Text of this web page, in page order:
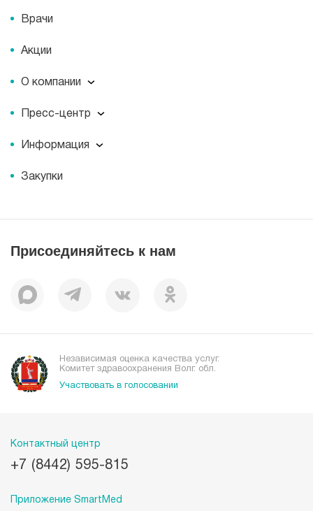
Врачи
Акции
О компании
О компании
Миссия
История
Документы
Пациентам
Пресс-центр
Пресс-центр
Новости
Журнал для пациентов «МЕДСИ СЕГОДНЯ»
Информация
Информация
Справочник направлений
Закупки
Присоединяйтесь к нам
Независимая оценка качества услуг.
Комитет здравоохранения Волг. обл.
Участвовать в голосовании
Контактный центр
+7 (8442) 595-815
Приложение SmartMed